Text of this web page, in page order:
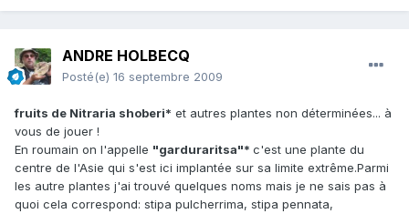
ANDRE HOLBECQ
Posté(e) 16 septembre 2009
fruits de Nitraria shoberi* et autres plantes non déterminées... à
vous de jouer !
En roumain on l'appelle "garduraritsa"* c'est une plante du
centre de l'Asie qui s'est ici implantée sur sa limite extrême.Parmi
les autre plantes j'ai trouvé quelques noms mais je ne sais pas à
quoi cela correspond: stipa pulcherrima, stipa pennata,